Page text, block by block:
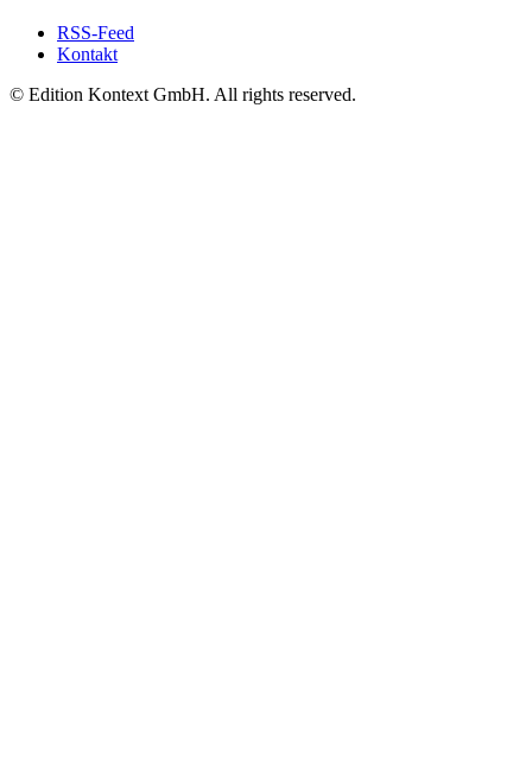
RSS-Feed
Kontakt
© Edition Kontext GmbH. All rights reserved.